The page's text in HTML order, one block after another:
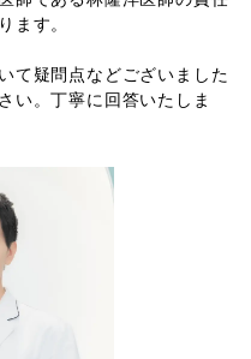
ます。
て疑問点などございました
い。丁寧に回答いたしま